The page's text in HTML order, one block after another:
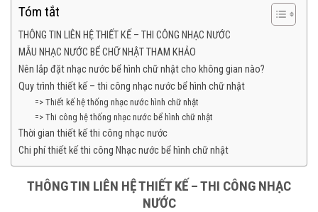
Tóm tắt
THÔNG TIN LIÊN HỆ THIẾT KẾ – THI CÔNG NHẠC NƯỚC
MẪU NHẠC NƯỚC BỂ CHỮ NHẬT THAM KHẢO
Nên lắp đặt nhạc nước bể hình chữ nhật cho không gian nào?
Quy trình thiết kế – thi công nhạc nước bể hình chữ nhật
=> Thiết kế hệ thống nhạc nước hình chữ nhật
=> Thi công hệ thống nhạc nước bể hình chữ nhật
Thời gian thiết kế thi công nhạc nước
Chi phí thiết kế thi công Nhạc nước bể hình chữ nhật
THÔNG TIN LIÊN HỆ THIẾT KẾ – THI CÔNG NHẠC
NƯỚC